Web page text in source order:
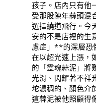
孩子。店內只有他
受那股陳年蒜頭混
選擇繞道飛行。今
安的不是店裡的生
慮症」**的深層恐
在以超光速上漲，
的「靈魂蒜泥」將
光滑、閃耀著不祥
坨濃稠的、顏色介
這蒜泥被他照顧得